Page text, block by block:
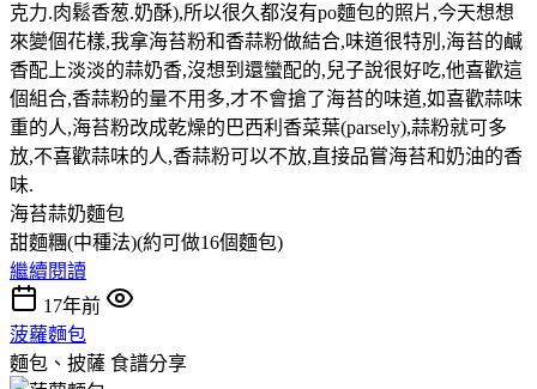
克力.肉鬆香葱.奶酥),所以很久都沒有po麵包的照片,今天想想
來變個花樣,我拿海苔粉和香蒜粉做結合,味道很特別,海苔的鹹
香配上淡淡的蒜奶香,沒想到還蠻配的,兒子說很好吃,他喜歡這
個組合,香蒜粉的量不用多,才不會搶了海苔的味道,如喜歡蒜味
重的人,海苔粉改成乾燥的巴西利香菜葉(parsely),蒜粉就可多
放,不喜歡蒜味的人,香蒜粉可以不放,直接品嘗海苔和奶油的香
味.
海苔蒜奶麵包
甜麵糰(中種法)(約可做16個麵包)
繼續閱讀
17年前
菠蘿麵包
麵包、披薩 食譜分享